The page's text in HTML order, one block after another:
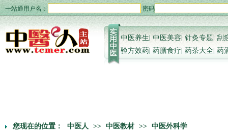
一站通用户名： 密码
中医养生|中医美容|针灸专题|刮
验方效药| 药膳食疗| 药茶大全| 药
您现在的位置： 中医人 >> 中医教材 >> 中医外科学